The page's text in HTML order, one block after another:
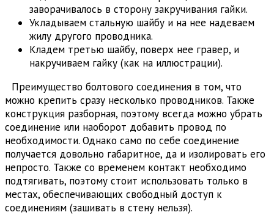
заворачивалось в сторону закручивания гайки.
Укладываем стальную шайбу и на нее надеваем
жилу другого проводника.
Кладем третью шайбу, поверх нее гравер, и
накручиваем гайку (как на иллюстрации).
Преимущество болтового соединения в том, что
можно крепить сразу несколько проводников. Также
конструкция разборная, поэтому всегда можно убрать
соединение или наоборот добавить провод по
необходимости. Однако само по себе соединение
получается довольно габаритное, да и изолировать его
непросто. Также со временем контакт необходимо
подтягивать, поэтому стоит использовать только в
местах, обеспечивающих свободный доступ к
соединениям (зашивать в стену нельзя).